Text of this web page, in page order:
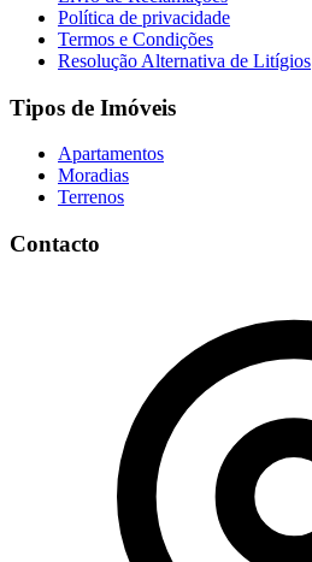
Política de privacidade
Termos e Condições
Resolução Alternativa de Litígios
Tipos de Imóveis
Apartamentos
Moradias
Terrenos
Contacto